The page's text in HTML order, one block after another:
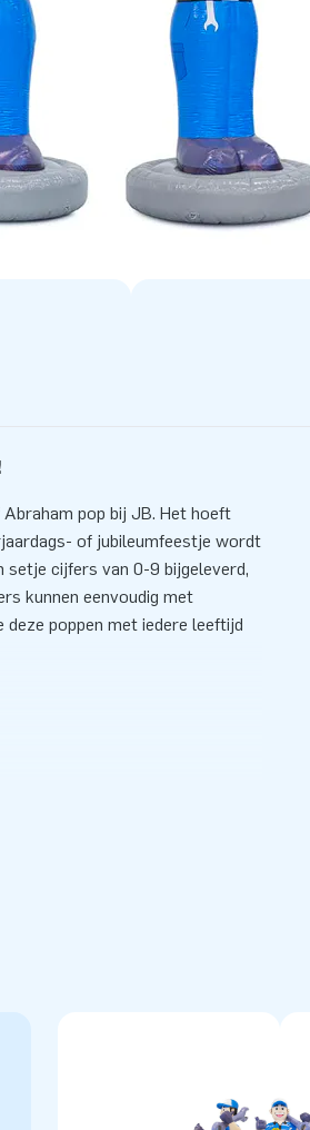
pop bij JB. Het hoeft
of jubileumfeestje wordt
setje cijfers van 0-9 bijgeleverd,
kunnen eenvoudig met
poppen met iedere leeftijd
Relax! Binnen 5 minuten